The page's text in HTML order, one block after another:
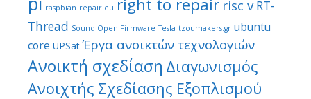
raspbian repair.eu right to repair risc v RT-
Thread Sound Open Firmware Tesla tzoumakers.gr ubuntu
core UPSat Έργα ανοικτών τεχνολογιών
Ανοικτή σχεδίαση Διαγωνισμός
Ανοιχτής Σχεδίασης Εξοπλισμού